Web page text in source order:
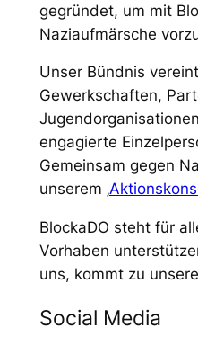
gegründet, um mit
Naziaufmärsche
Unser Bündnis
Gewerkschaften,
engagierte
Gemeinsam gegen
unserem ‚
BlockaDO steht für
Vorhaben
uns, kommt zu
Social Media